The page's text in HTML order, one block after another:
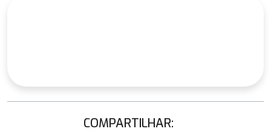
COMPARTILHAR: